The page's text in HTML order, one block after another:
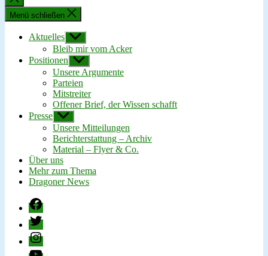
schließen
Menü schließen
Aktuelles Untermenü
anzeigen
Bleib mir vom Acker
Positionen Untermenü
anzeigen
Unsere Argumente
Parteien
Mitstreiter
Offener Brief, der Wissen schafft
Presse Untermenü
anzeigen
Unsere Mitteilungen
Berichterstattung – Archiv
Material – Flyer & Co.
Über uns
Mehr zum Thema
Dragoner News
Facebook
Twitter
Instagram
YouTube